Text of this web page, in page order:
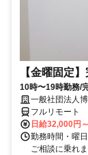
【金曜固定
10時〜19時勤務/
業務一般社団法人
フルリモート
日給32,000円
勤務時間・曜
ご相談に乗れま